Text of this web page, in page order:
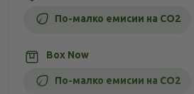
По-малко емисии на CO2
Box Now
По-малко емисии на CO2